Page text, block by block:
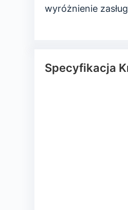
wyróżnienie
Specyfikacja